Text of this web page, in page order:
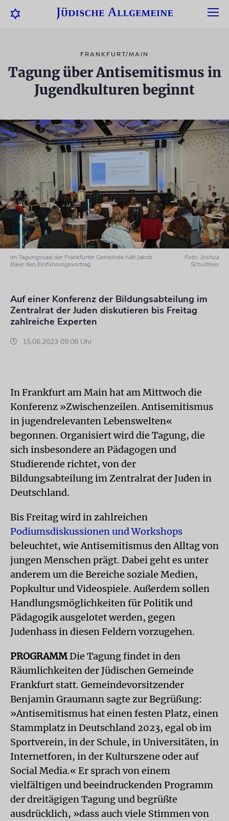
FRANKFURT/MAIN
Tagung über Antisemitismus in
Jugendkulturen beginnt
Im Tagungssaal der Frankfurter Gemeinde hält Jakob
Baier den Einführungsvortrag.
Foto: Joshua
Schultheis
Auf einer Konferenz der Bildungsabteilung im
Zentralrat der Juden diskutieren bis Freitag
zahlreiche Experten
15.06.2023 09:08 Uhr
In Frankfurt am Main hat am Mittwoch die
Konferenz »Zwischenzeilen. Antisemitismus
in jugendrelevanten Lebenswelten«
begonnen. Organisiert wird die Tagung, die
sich insbesondere an Pädagogen und
Studierende richtet, von der
Bildungsabteilung im Zentralrat der Juden in
Deutschland.
Bis Freitag wird in zahlreichen
Podiumsdiskussionen und Workshops
beleuchtet, wie Antisemitismus den Alltag von
jungen Menschen prägt. Dabei geht es unter
anderem um die Bereiche soziale Medien,
Popkultur und Videospiele. Außerdem sollen
Handlungsmöglichkeiten für Politik und
Pädagogik ausgelotet werden, gegen
Judenhass in diesen Feldern vorzugehen.
PROGRAMMDie Tagung findet in den
Räumlichkeiten der Jüdischen Gemeinde
Frankfurt statt. Gemeindevorsitzender
Benjamin Graumann sagte zur Begrüßung:
»Antisemitismus hat einen festen Platz, einen
Stammplatz in Deutschland 2023, egal ob im
Sportverein, in der Schule, in Universitäten, in
Internetforen, in der Kulturszene oder auf
Social Media.« Er sprach von einem
vielfältigen und beeindruckenden Programm
der dreitägigen Tagung und begrüßte
ausdrücklich, »dass auch viele Stimmen von